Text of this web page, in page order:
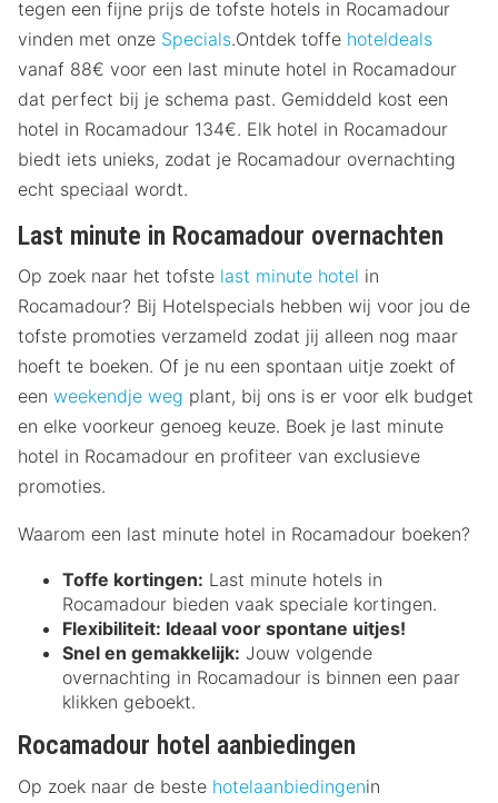
tegen een fijne prijs de tofste hotels in Rocamadour
vinden met onze Specials.Ontdek toffe hoteldeals
vanaf 88€ voor een last minute hotel in Rocamadour
dat perfect bij je schema past. Gemiddeld kost een
hotel in Rocamadour 134€. Elk hotel in Rocamadour
biedt iets unieks, zodat je Rocamadour overnachting
echt speciaal wordt.
Last minute in Rocamadour overnachten
Op zoek naar het tofste last minute hotel in
Rocamadour? Bij Hotelspecials hebben wij voor jou de
tofste promoties verzameld zodat jij alleen nog maar
hoeft te boeken. Of je nu een spontaan uitje zoekt of
een weekendje weg plant, bij ons is er voor elk budget
en elke voorkeur genoeg keuze. Boek je last minute
hotel in Rocamadour en profiteer van exclusieve
promoties.
Waarom een last minute hotel in Rocamadour boeken?
Toffe kortingen: Last minute hotels in
Rocamadour bieden vaak speciale kortingen.
Flexibiliteit: Ideaal voor spontane uitjes!
Snel en gemakkelijk: Jouw volgende
overnachting in Rocamadour is binnen een paar
klikken geboekt.
Rocamadour hotel aanbiedingen
Op zoek naar de beste hotelaanbiedingenin